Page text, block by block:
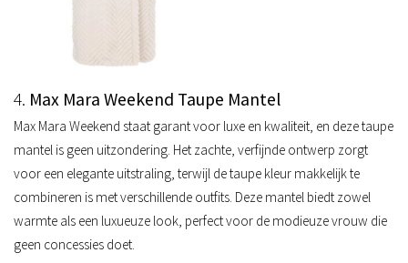
4. Max Mara Weekend Taupe Mantel
Max Mara Weekend staat garant voor luxe en kwaliteit, en deze taupe
mantel is geen uitzondering. Het zachte, verfijnde ontwerp zorgt
voor een elegante uitstraling, terwijl de taupe kleur makkelijk te
combineren is met verschillende outfits. Deze mantel biedt zowel
warmte als een luxueuze look, perfect voor de modieuze vrouw die
geen concessies doet.